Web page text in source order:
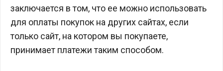
заключается в том, что ее можно использовать
для оплаты покупок на других сайтах, если
только сайт, на котором вы покупаете,
принимает платежи таким способом.